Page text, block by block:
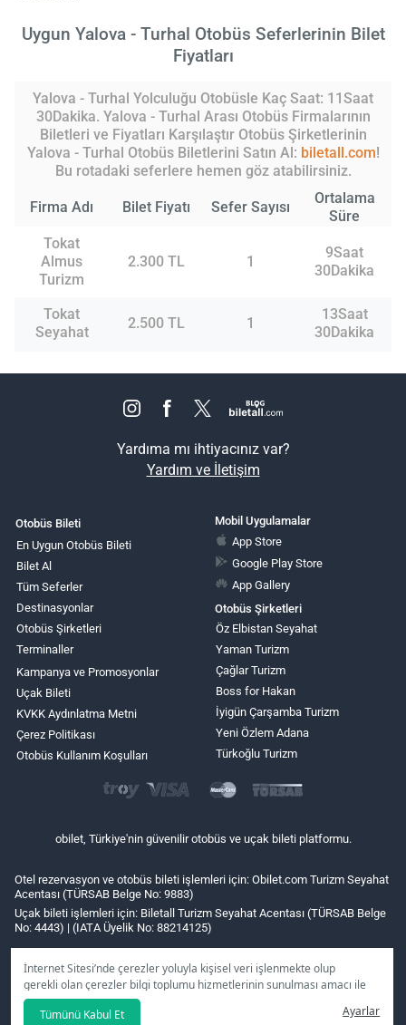
İnternet Sitesi’nde çerezler yoluyla kişisel veri işlenmekte olup
gerekli olan çerezler bilgi toplumu hizmetlerinin sunulması amacı ile
kullanılmaktadır. Tercihleriniz doğrultusunda size özel
kişiselleştirilmiş çerezleri ve özel kampanyaları
seçeneğine
Tümünü Kabul Et Ayarlar
Uygun Yalova - Turhal Otobüs Seferlerinin Bilet
Fiyatları
Yalova - Turhal Yolculuğu Otobüsle Kaç Saat: 11Saat
30Dakika. Yalova - Turhal Arası Otobüs Firmalarının
Biletleri ve Fiyatları Karşılaştır Otobüs Şirketlerinin
Yalova - Turhal Otobüs Biletlerini Satın Al: biletall.com!
Bu rotadaki seferlere hemen göz atabilirsiniz.
Firma Adı Bilet Fiyatı Sefer Sayısı
Ortalama
Süre
Tokat
Almus
Turizm
2.300 TL 1
9Saat
30Dakika
Tokat
Seyahat
2.500 TL 1
13Saat
30Dakika
Yardıma mı ihtiyacınız var?
Yardım ve İletişim
Otobüs Bileti
En Uygun Otobüs Bileti
Bilet Al
Tüm Seferler
Destinasyonlar
Otobüs Şirketleri
Terminaller
Kampanya ve Promosyonlar
Uçak Bileti
KVKK Aydınlatma Metni
Çerez Politikası
Otobüs Kullanım Koşulları
Mobil Uygulamalar
App Store
Google Play Store
App Gallery
Otobüs Şirketleri
Öz Elbistan Seyahat
Yaman Turizm
Çağlar Turizm
Boss for Hakan
İyigün Çarşamba Turizm
Yeni Özlem Adana
Türkoğlu Turizm
obilet, Türkiye'nin güvenilir otobüs ve uçak bileti platformu.
Otel rezervasyon ve otobüs bileti işlemleri için: Obilet.com Turizm Seyahat
Acentası (TÜRSAB Belge No: 9883)
Uçak bileti işlemleri için: Biletall Turizm Seyahat Acentası (TÜRSAB Belge
No: 4443) | (IATA Üyelik No: 88214125)